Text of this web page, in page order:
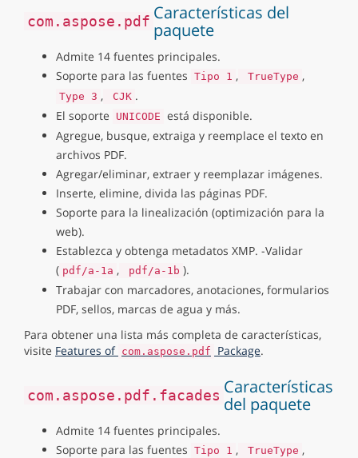
com.aspose.pdf Características del
paquete
Admite 14 fuentes principales.
Soporte para las fuentes Tipo 1 , TrueType ,
Type 3 , CJK .
El soporte
UNICODE está disponible.
Agregue, busque, extraiga y reemplace el texto en
archivos PDF.
Agregar/eliminar, extraer y reemplazar imágenes.
Inserte, elimine, divida las páginas PDF.
Soporte para la linealización (optimización para la
web).
Establezca y obtenga metadatos XMP. -Validar
( pdf/a-1a , pdf/a-1b ).
Trabajar con marcadores, anotaciones, formularios
PDF, sellos, marcas de agua y más.
Para obtener una lista más completa de características,
visite Features of com.aspose.pdf Package.
com.aspose.pdf.facades Características
del paquete
Admite 14 fuentes principales.
Soporte para las fuentes Tipo 1 , TrueType ,